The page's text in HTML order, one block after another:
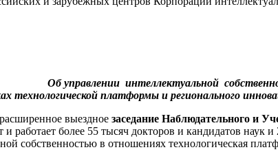
Об управлении интеллектуальной
технологической платформы и регионального
выездное заседание Наблюдательного и
более 55 тысяч докторов и кандидатов
собственностью в отношениях технологическая